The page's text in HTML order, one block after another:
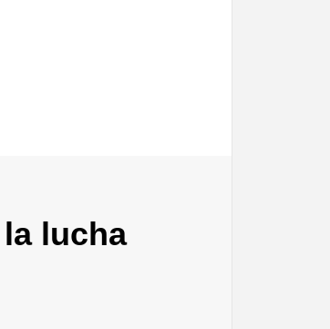
lucha